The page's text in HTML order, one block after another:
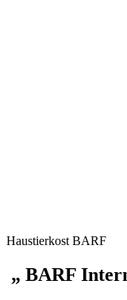
Haustierkost BARF
„ BARF